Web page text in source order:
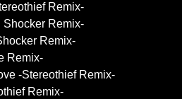
Remix-
Shocker Remix-
Remix-
Remix-
-Stereothief Remix-
Remix-